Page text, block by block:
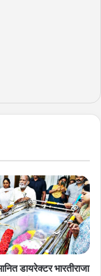
डायरेक्टर भारतीराजा